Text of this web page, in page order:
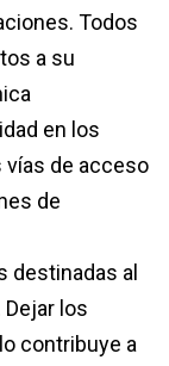
Todos
a su
en los
vías de acceso
de
destinadas al
los
contribuye a